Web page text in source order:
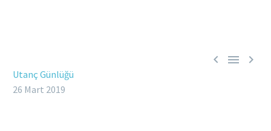
  
Utanç Günlüğü
26 Mart 2019